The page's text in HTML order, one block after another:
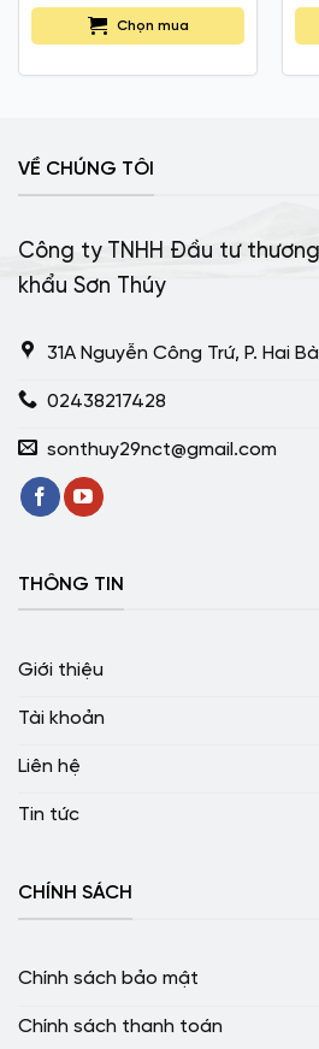
Chọn mua
VỀ CHÚNG TÔI
Công ty TNHH Đầu tư
khẩu Sơn Thúy
31A Nguyễn Công Trứ, P. Hai
02438217428
sonthuy29nct@gmail.com
THÔNG TIN
Giới thiệu
Tài khoản
Liên hệ
Tin tức
CHÍNH SÁCH
Chính sách bảo mật
Chính sách thanh toán